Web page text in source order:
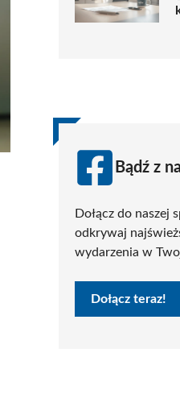
Bądź z
Dołącz do naszej
odkrywaj
wydarzenia w
Dołącz teraz!